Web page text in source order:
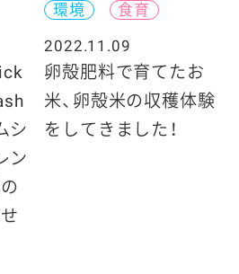
シ
ン
環境
食育
2022.11.09
卵殻肥料で育てたお
米、卵殻米の収穫体験
をしてきました！